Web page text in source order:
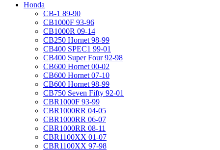
Honda
CB-1 89-90
CB1000F 93-96
CB1000R 09-14
CB250 Hornet 98-99
CB400 SPEC1 99-01
CB400 Super Four 92-98
CB600 Hornet 00-02
CB600 Hornet 07-10
CB600 Hornet 98-99
CB750 Seven Fifty 92-01
CBR1000F 93-99
CBR1000RR 04-05
CBR1000RR 06-07
CBR1000RR 08-11
CBR1100XX 01-07
CBR1100XX 97-98